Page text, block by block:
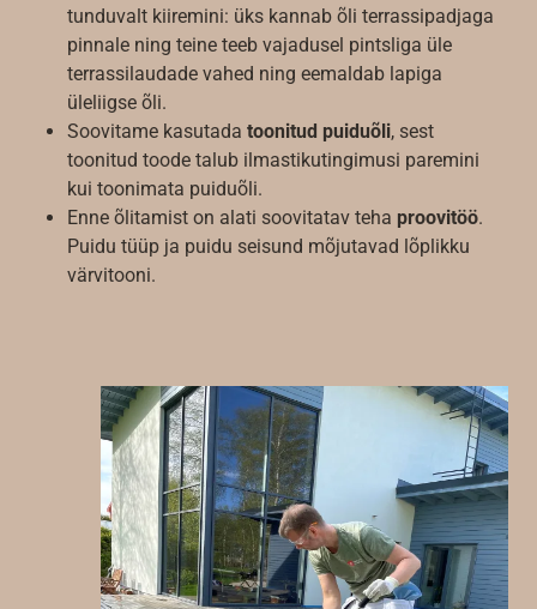
tunduvalt kiiremini: üks kannab õli terrassipadjaga
pinnale ning teine teeb vajadusel pintsliga üle
terrassilaudade vahed ning eemaldab lapiga
üleliigse õli.
Soovitame kasutada toonitud puiduõli, sest
toonitud toode talub ilmastikutingimusi paremini
kui toonimata puiduõli.
Enne õlitamist on alati soovitatav teha proovitöö.
Puidu tüüp ja puidu seisund mõjutavad lõplikku
värvitooni.